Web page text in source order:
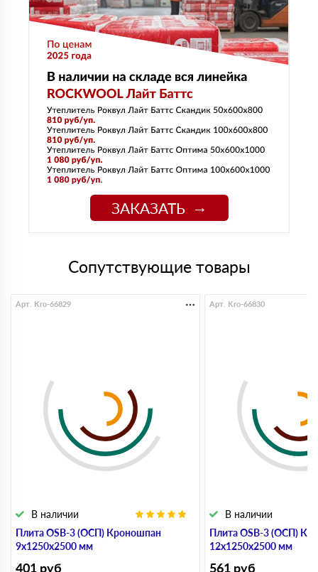
ЗАКАЗАТЬ
Сопутствующие товары
Плита OSB-3 (ОСП) Кроношпан
9х1250х2500 мм
В наличии
Арт. Kro-66829
401 руб
Плита OSB-3 (ОСП)
12х1250х2500 мм
В наличии
Арт. Kro-66830
561 руб